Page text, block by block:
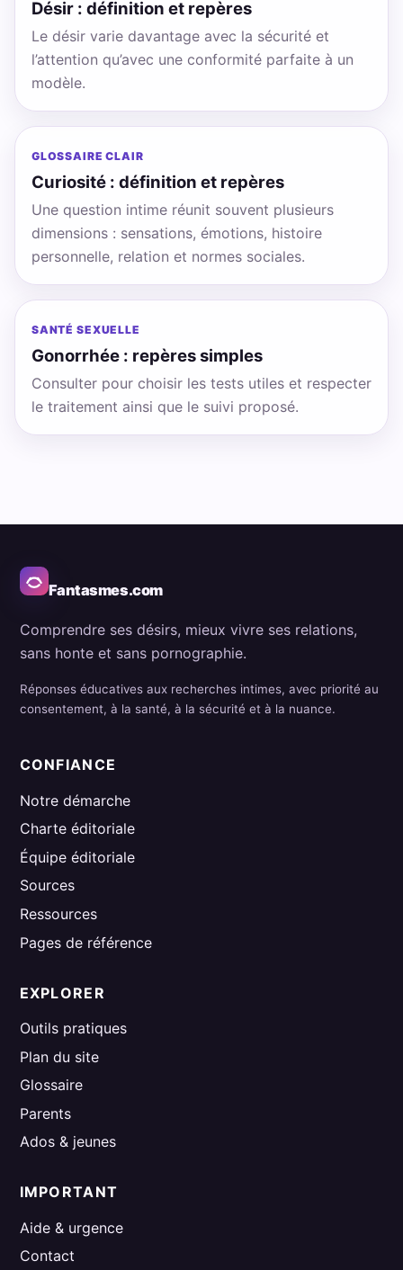
Désir : définition et repères
Le désir varie davantage avec la sécurité et
l’attention qu’avec une conformité parfaite à un
modèle.
GLOSSAIRE CLAIR
Curiosité : définition et repères
Une question intime réunit souvent plusieurs
dimensions : sensations, émotions, histoire
personnelle, relation et normes sociales.
SANTÉ SEXUELLE
Gonorrhée : repères simples
Consulter pour choisir les tests utiles et respecter
le traitement ainsi que le suivi proposé.
Fantasmes.com
Comprendre ses désirs, mieux vivre ses relations,
sans honte et sans pornographie.
Réponses éducatives aux recherches intimes, avec priorité au
consentement, à la santé, à la sécurité et à la nuance.
CONFIANCE
Notre démarche
Charte éditoriale
Équipe éditoriale
Sources
Ressources
Pages de référence
EXPLORER
Outils pratiques
Plan du site
Glossaire
Parents
Ados & jeunes
IMPORTANT
Aide & urgence
Contact